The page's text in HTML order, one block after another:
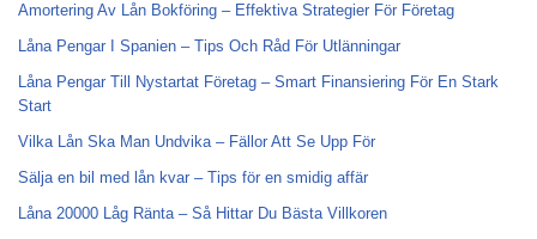
Amortering Av Lån Bokföring – Effektiva Strategier För Företag
Låna Pengar I Spanien – Tips Och Råd För Utlänningar
Låna Pengar Till Nystartat Företag – Smart Finansiering För En Stark
Start
Vilka Lån Ska Man Undvika – Fällor Att Se Upp För
Sälja en bil med lån kvar – Tips för en smidig affär
Låna 20000 Låg Ränta – Så Hittar Du Bästa Villkoren